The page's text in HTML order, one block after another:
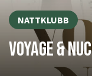
NATTKLUBB
VOYAGE &